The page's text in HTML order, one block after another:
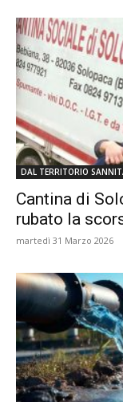
DAL TERRITORIO
Cantina di
rubato la
martedì 31 Marzo 2026